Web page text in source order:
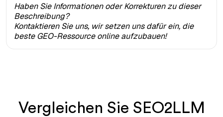
Haben Sie Informationen oder Korrekturen zu dieser
Beschreibung?
Kontaktieren Sie uns, wir setzen uns dafür ein, die
beste GEO-Ressource online aufzubauen!
Vergleichen Sie SEO2LLM